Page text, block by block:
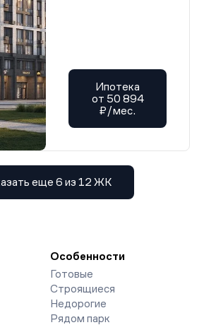
Ипотека
от 50 894
₽/мес.
еще 6 из 12 ЖК
Особенности
Готовые
Строящиеся
Недорогие
Рядом парк